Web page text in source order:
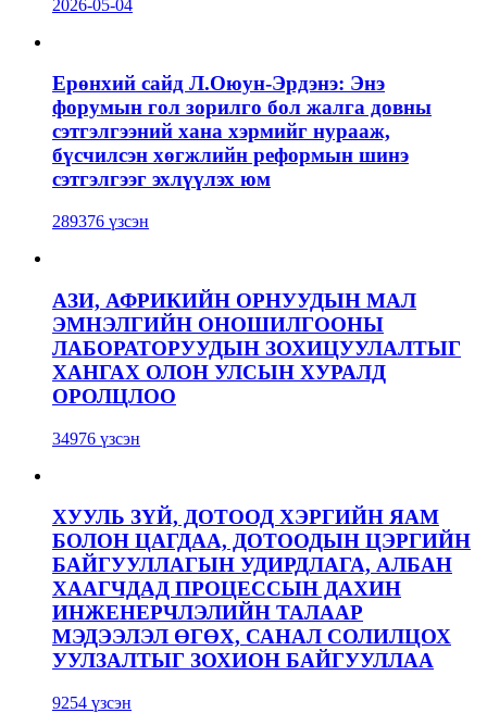
2026-05-04
Ерөнхий сайд Л.Оюун-Эрдэнэ: Энэ
форумын гол зорилго бол жалга довны
сэтгэлгээний хана хэрмийг нурааж,
бүсчилсэн хөгжлийн реформын шинэ
сэтгэлгээг эхлүүлэх юм
289376 үзсэн
АЗИ, АФРИКИЙН ОРНУУДЫН МАЛ
ЭМНЭЛГИЙН ОНОШИЛГООНЫ
ЛАБОРАТОРУУДЫН ЗОХИЦУУЛАЛТЫГ
ХАНГАХ ОЛОН УЛСЫН ХУРАЛД
ОРОЛЦЛОО
34976 үзсэн
ХУУЛЬ ЗҮЙ, ДОТООД ХЭРГИЙН ЯАМ
БОЛОН ЦАГДАА, ДОТООДЫН ЦЭРГИЙН
БАЙГУУЛЛАГЫН УДИРДЛАГА, АЛБАН
ХААГЧДАД ПРОЦЕССЫН ДАХИН
ИНЖЕНЕРЧЛЭЛИЙН ТАЛААР
МЭДЭЭЛЭЛ ӨГӨХ, САНАЛ СОЛИЛЦОХ
УУЛЗАЛТЫГ ЗОХИОН БАЙГУУЛЛАА
9254 үзсэн